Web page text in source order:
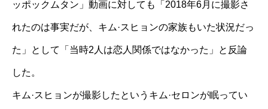
ッポックムタン」動画に対しても「2018年6月に撮影さ
れたのは事実だが、キム·スヒョンの家族もいた状況だっ
た」として「当時2人は恋人関係ではなかった」と反論
した。
キム·スヒョンが撮影したというキム·セロンが眠ってい